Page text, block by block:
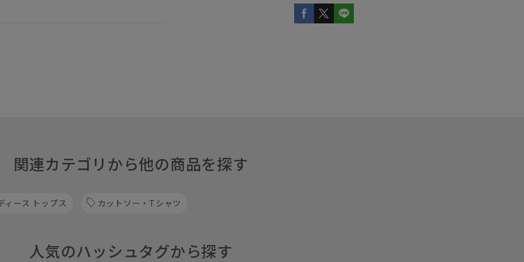
関連カテゴリから他の商品を探す
ィース トップス カットソー・Tシャツ
人気のハッシュタグから探す